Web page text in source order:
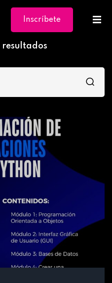
Inscríbete
Ya
resultados